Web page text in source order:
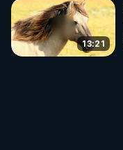
13:21